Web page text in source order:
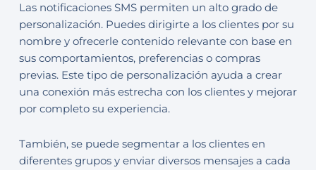
Las notificaciones SMS permiten un alto grado de
personalización. Puedes dirigirte a los clientes por su
nombre y ofrecerle contenido relevante con base en
sus comportamientos, preferencias o compras
previas. Este tipo de personalización ayuda a crear
una conexión más estrecha con los clientes y mejorar
por completo su experiencia.
También, se puede segmentar a los clientes en
diferentes grupos y enviar diversos mensajes a cada